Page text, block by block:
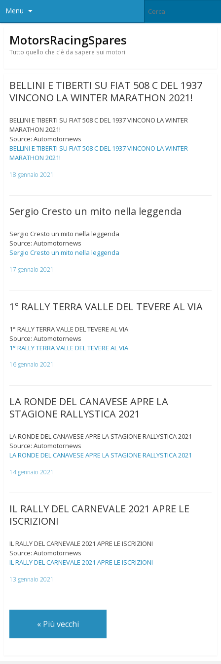
Menu
MotorsRacingSpares
Tutto quello che c'è da sapere sui motori
BELLINI E TIBERTI SU FIAT 508 C DEL 1937
VINCONO LA WINTER MARATHON 2021!
BELLINI E TIBERTI SU FIAT 508 C DEL 1937 VINCONO LA WINTER
MARATHON 2021!
Source: Automotornews
BELLINI E TIBERTI SU FIAT 508 C DEL 1937 VINCONO LA WINTER
MARATHON 2021!
18 gennaio 2021
Sergio Cresto un mito nella leggenda
Sergio Cresto un mito nella leggenda
Source: Automotornews
Sergio Cresto un mito nella leggenda
17 gennaio 2021
1° RALLY TERRA VALLE DEL TEVERE AL VIA
1° RALLY TERRA VALLE DEL TEVERE AL VIA
Source: Automotornews
1° RALLY TERRA VALLE DEL TEVERE AL VIA
16 gennaio 2021
LA RONDE DEL CANAVESE APRE LA
STAGIONE RALLYSTICA 2021
LA RONDE DEL CANAVESE APRE LA STAGIONE RALLYSTICA 2021
Source: Automotornews
LA RONDE DEL CANAVESE APRE LA STAGIONE RALLYSTICA 2021
14 gennaio 2021
IL RALLY DEL CARNEVALE 2021 APRE LE
ISCRIZIONI
IL RALLY DEL CARNEVALE 2021 APRE LE ISCRIZIONI
Source: Automotornews
IL RALLY DEL CARNEVALE 2021 APRE LE ISCRIZIONI
13 gennaio 2021
«Più vecchi